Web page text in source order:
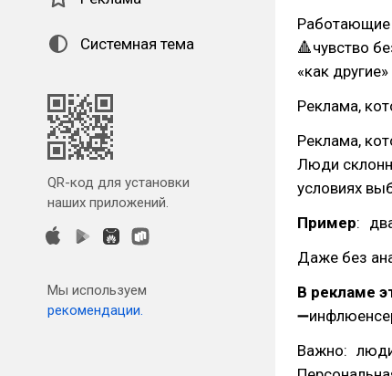
Системная тема
QR-код для установки
наших приложений.
Мы используем
рекомендации.
Работающие
🔺чувство
«как
Реклама,
Реклама,
Люди
условиях
Пример:
Даже без
В рекламе
Важно: